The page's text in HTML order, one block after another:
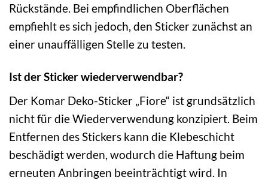
Rückstände. Bei empfindlichen Oberflächen
empfiehlt es sich jedoch, den Sticker zunächst an
einer unauffälligen Stelle zu testen.
Ist der Sticker wiederverwendbar?
Der Komar Deko-Sticker „Fiore“ ist grundsätzlich
nicht für die Wiederverwendung konzipiert. Beim
Entfernen des Stickers kann die Klebeschicht
beschädigt werden, wodurch die Haftung beim
erneuten Anbringen beeinträchtigt wird. In